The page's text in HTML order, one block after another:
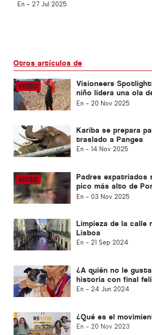
En - 27 Jul 2025
Otros artículos de
Visioneers
niño lidera una ola
los océanos
En - 20 Nov 2025
Kariba se prepara
traslado a Pangea
En - 14 Nov 2025
Padres expatriados
pico más alto de
beneficio del
En - 03 Nov 2025
Limpieza de la calle
Lisboa
En - 21 Sep 2024
¿A quién no le
historia con final
En - 24 Jun 2024
¿Qué es el
En - 20 Nov 2023